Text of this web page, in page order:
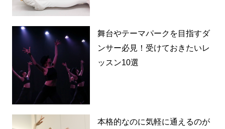
舞台やテーマパークを目指すダ
ンサー必見！受けておきたいレ
ッスン10選
本格的なのに気軽に通えるのが